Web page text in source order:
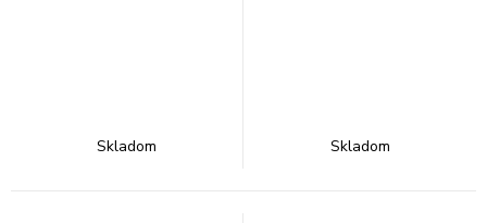
Skladom Skladom